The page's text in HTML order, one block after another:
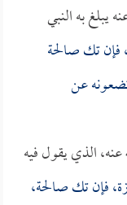
يبلغ به النبي
فإن تك صالحة
عن
الذي يقول فيه
فإن تك صالحة،